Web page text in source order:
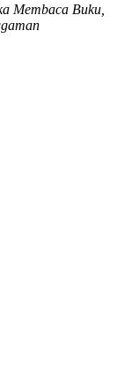
Membaca Buku,